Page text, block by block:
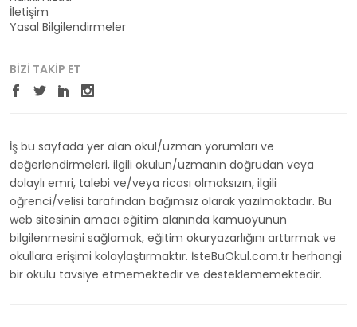
İletişim
Yasal Bilgilendirmeler
BIZI TAKIP ET
İş bu sayfada yer alan okul/uzman yorumları ve
değerlendirmeleri, ilgili okulun/uzmanın doğrudan veya
dolaylı emri, talebi ve/veya ricası olmaksızın, ilgili
öğrenci/velisi tarafından bağımsız olarak yazılmaktadır. Bu
web sitesinin amacı eğitim alanında kamuoyunun
bilgilenmesini sağlamak, eğitim okuryazarlığını arttırmak ve
okullara erişimi kolaylaştırmaktır. İsteBuOkul.com.tr herhangi
bir okulu tavsiye etmemektedir ve desteklememektedir.